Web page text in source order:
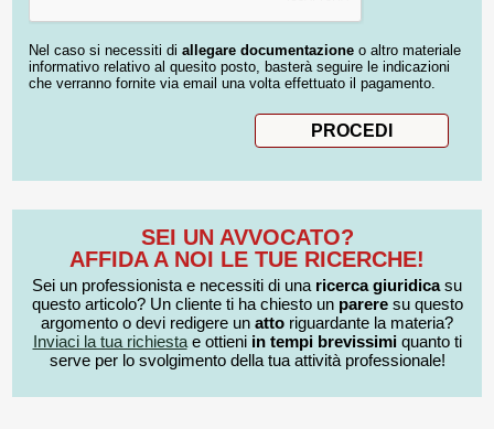
Nel caso si necessiti di allegare documentazione o altro materiale
informativo relativo al quesito posto, basterà seguire le indicazioni
che verranno fornite via email una volta effettuato il pagamento.
SEI UN AVVOCATO?
AFFIDA A NOI LE TUE RICERCHE!
Sei un professionista e necessiti di una ricerca giuridicasu
questo articolo? Un cliente ti ha chiesto un pareresu questo
argomento o devi redigere un atto riguardante la materia?
Inviaci la tua richiestae ottieni in tempi brevissimiquanto ti
serve per lo svolgimento della tua attività professionale!